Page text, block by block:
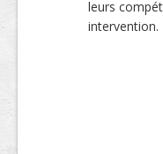
leurs
intervention.